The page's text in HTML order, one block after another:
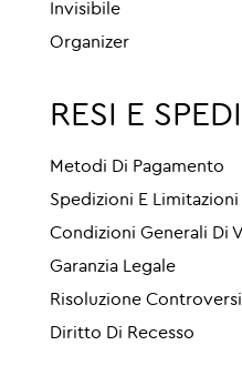
Invisibile
Organizer
RESI E
Metodi Di Pagamento
Spedizioni E Limitazioni
Condizioni Generali Di
Garanzia Legale
Risoluzione
Diritto Di Recesso